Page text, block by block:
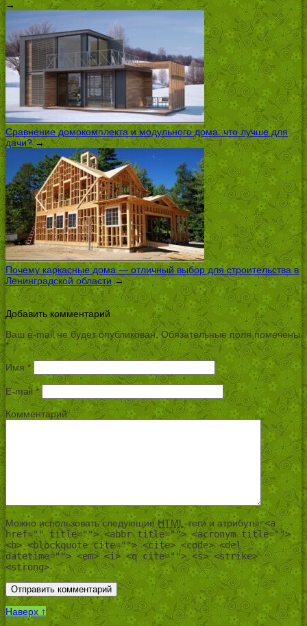
→
Сравнение домокомплекта и модульного дома: что лучше для
дачи?→
Почему каркасные дома — отличный выбор для строительства в
Ленинградской области→
Добавить комментарий
Ваш e-mail не будет опубликован. Обязательные поля помечены
*
Имя *
E-mail*
Комментарий
Можно использовать следующиеHTML-теги и атрибуты:<a
href="" title=""> <abbr title=""> <acronym title="">
<b> <blockquote cite=""> <cite> <code> <del
datetime=""> <em> <i> <q cite=""> <s> <strike>
<strong>
Наверх ↑